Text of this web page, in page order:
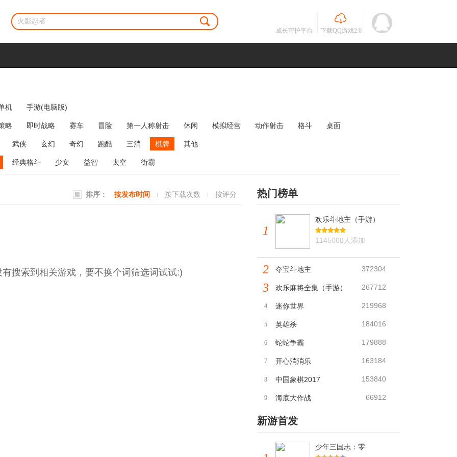
成长守护平台 下载QQ游戏2.0
机 手游(电脑版)
略 即时战略 赛车 冒险 第一人称射击 休闲 模拟经营 动作射击 格斗
桌面
牌类
麻将 网络游戏 弹幕射击 策略塔防
武侠 玄幻 奇幻 跑酷 三消 棋牌 其他
经典格斗 少女 益智 太空 街霸
排序： 按发布时间 按下载次数 按评分
搜索到相关游戏，要不换个词筛选词试试:)
热门榜单
1
欢乐斗地主（手游）
1145008人添加
2 夺宝斗地主 372304
3 欢乐麻将全集（手游） 267712
4 迷你世界 219968
5 英雄杀 184016
6 蛇蛇争霸 179888
7 开心消消乐 163184
8 中国象棋2017 153840
9 海底大作战 66912
新游首发
少年三国志：零